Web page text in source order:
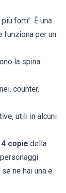
forti". È una
funziona per un
la spina
counter,
utili in alcuni
copie della
ne hai una e